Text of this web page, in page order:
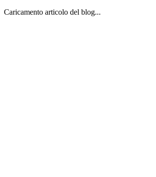
Caricamento articolo del blog...